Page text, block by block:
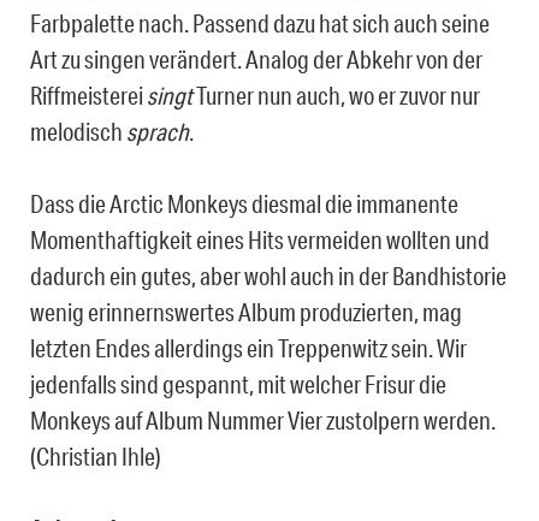
Farbpalette nach. Passend dazu hat sich auch seine
Art zu singen verändert. Analog der Abkehr von der
Riffmeisterei singtTurner nun auch, wo er zuvor nur
melodisch sprach.
Dass die Arctic Monkeys diesmal die immanente
Momenthaftigkeit eines Hits vermeiden wollten und
dadurch ein gutes, aber wohl auch in der Bandhistorie
wenig erinnernswertes Album produzierten, mag
letzten Endes allerdings ein Treppenwitz sein. Wir
jedenfalls sind gespannt, mit welcher Frisur die
Monkeys auf Album Nummer Vier zustolpern werden.
(Christian Ihle)